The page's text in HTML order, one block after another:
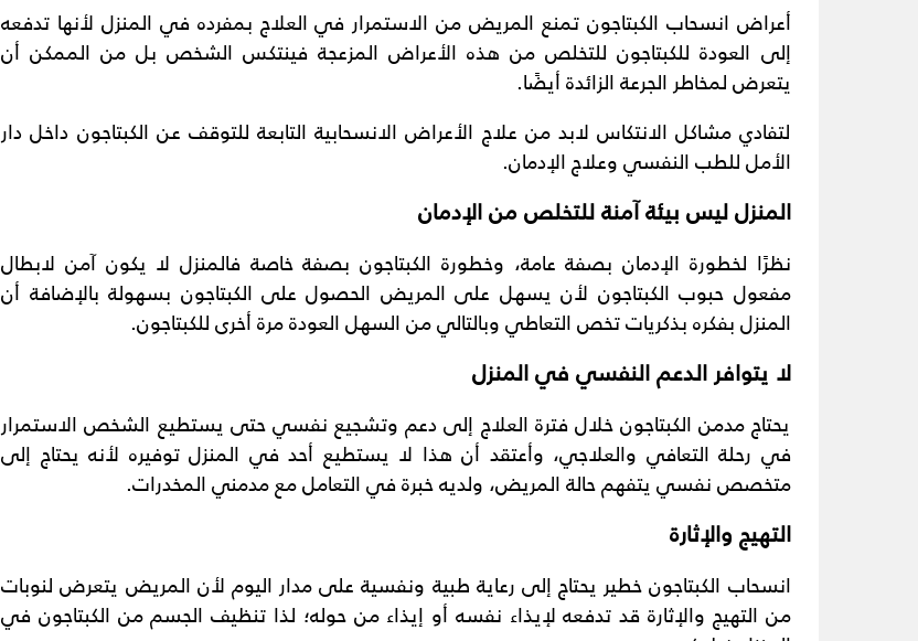
أعراض انسحاب الكبتاجون تمنع المريض من الاستمرار في العلاج بمفرده في المنزل لأنها تدفعه
إلى العودة للكبتاجون للتخلص من هذه الأعراض المزعجة فينتكس الشخص بل من الممكن أن
يتعرض لمخاطر الجرعة الزائدة أيضًا.
لتفادي مشاكل الانتكاس لابد من علاج الأعراض الانسحابية التابعة للتوقف عن الكبتاجون داخل دار
الأمل للطب النفسي وعلاج الإدمان.
المنزل ليس بيئة آمنة للتخلص من الإدمان
نظرًا لخطورة الإدمان بصفة عامة، وخطورة الكبتاجون بصفة خاصة فالمنزل لا يكون آمن لابطال
مفعول حبوب الكبتاجون لأن يسهل على المريض الحصول على الكبتاجون بسهولة بالإضافة أن
المنزل بفكره بذكريات تخص التعاطي وبالتالي من السهل العودة مرة أخرى للكبتاجون.
لا يتوافر الدعم النفسي في المنزل
يحتاج مدمن الكبتاجون خلال فترة العلاج إلى دعم وتشجيع نفسي حتى يستطيع الشخص الاستمرار
في رحلة التعافي والعلاجي، وأعتقد أن هذا لا يستطيع أحد في المنزل توفيره لأنه يحتاج إلى
متخصص نفسي يتفهم حالة المريض، ولديه خبرة في التعامل مع مدمني المخدرات.
التهيج والإثارة
انسحاب الكبتاجون خطير يحتاج إلى رعاية طبية ونفسية على مدار اليوم لأن المريض يتعرض لنوبات
من التهيج والإثارة قد تدفعه لإيذاء نفسه أو إيذاء من حوله؛ لذا تنظيف الجسم من الكبتاجون في